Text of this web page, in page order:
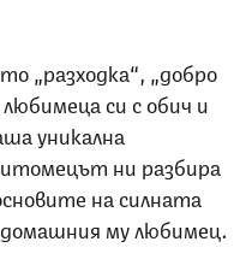
„разходка“, „добро
си с обич и
уникална
ни разбира
на силната
му любимец.